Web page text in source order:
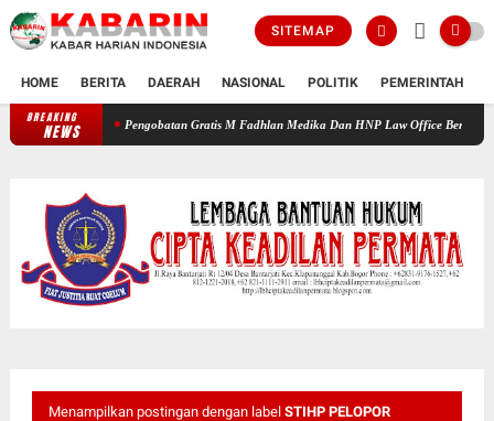
SITEMAP
HOME BERITA DAERAH NASIONAL POLITIK PEMERINTAH
BREAKING
NEWSPengobatan Gratis M Fadhlan Medika Dan HNP Law Office Beri Manfaat Nyata
Menampilkan postingan dengan label STIHP PELOPOR